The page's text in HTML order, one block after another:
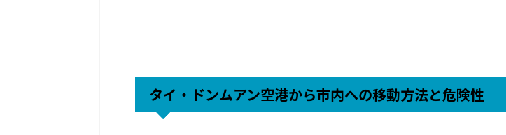
タイ・ドンムアン空港から市内への移動方法と危険性